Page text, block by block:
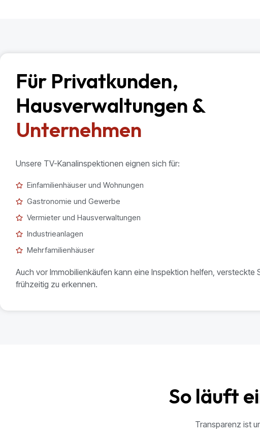
Für Privatkunden,
Hausverwaltungen &
Unternehmen
Unsere TV-Kanalinspektionen eignen sich für:
Einfamilienhäuser und Wohnungen
Gastronomie und Gewerbe
Vermieter und Hausverwaltungen
Industrieanlagen
Mehrfamilienhäuser
Auch vor Immobilienkäufen kann eine Inspektion helfen, versteckte
frühzeitig zu erkennen.
So läuft
Transparenz ist